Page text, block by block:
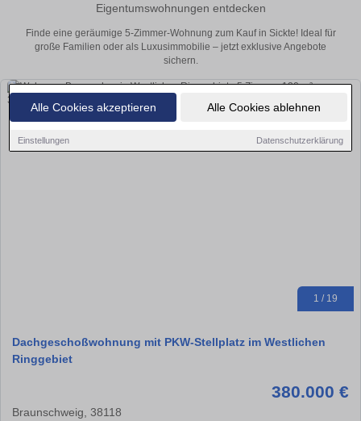
Alle Cookies akzeptieren Alle Cookies ablehnen
Einstellungen Datenschutzerklärung
Eigentumswohnungen entdecken
Finde eine geräumige 5-Zimmer-Wohnung zum Kauf in Sickte! Ideal für
große Familien oder als Luxusimmobilie – jetzt exklusive Angebote
sichern.
1 / 19
Dachgeschoßwohnung mit PKW-Stellplatz im Westlichen
Ringgebiet
380.000 €
Braunschweig, 38118